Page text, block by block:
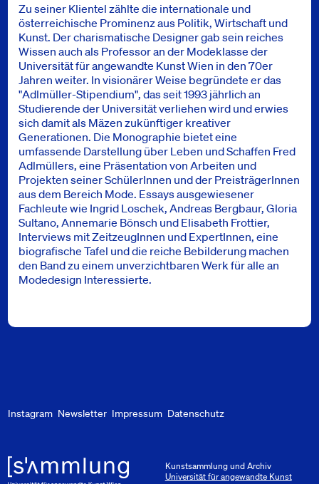
Zu seiner Klientel zählte die internationale und
österreichische Prominenz aus Politik, Wirtschaft und
Kunst. Der charismatische Designer gab sein reiches
Wissen auch als Professor an der Modeklasse der
Universität für angewandte Kunst Wien in den 70er
Jahren weiter. In visionärer Weise begründete er das
"Adlmüller-Stipendium", das seit 1993 jährlich an
Studierende der Universität verliehen wird und erwies
sich damit als Mäzen zukünftiger kreativer
Generationen. Die Monographie bietet eine
umfassende Darstellung über Leben und Schaffen Fred
Adlmüllers, eine Präsentation von Arbeiten und
Projekten seiner SchülerInnen und der PreisträgerInnen
aus dem Bereich Mode. Essays ausgewiesener
Fachleute wie Ingrid Loschek, Andreas Bergbaur, Gloria
Sultano, Annemarie Bönsch und Elisabeth Frottier,
Interviews mit ZeitzeugInnen und ExpertInnen, eine
biografische Tafel und die reiche Bebilderung machen
den Band zu einem unverzichtbaren Werk für alle an
Modedesign Interessierte.
Kunstsammlung und Archiv
Universität für angewandte Kunst
Instagram Newsletter Impressum Datenschutz